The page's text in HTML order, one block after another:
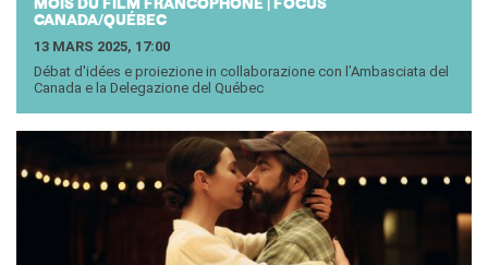
MOIS DU FILM FRANCOPHONE | FOCUS
CANADA/QUÉBEC
13 MARS 2025, 17:00
Débat d'idées e proiezione in collaborazione con l’Ambasciata del
Canada e la Delegazione del Québec